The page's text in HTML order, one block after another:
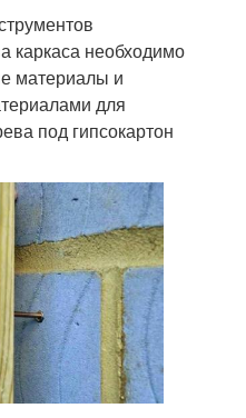
каркаса необходимо
материалы и
для
под гипсокартон